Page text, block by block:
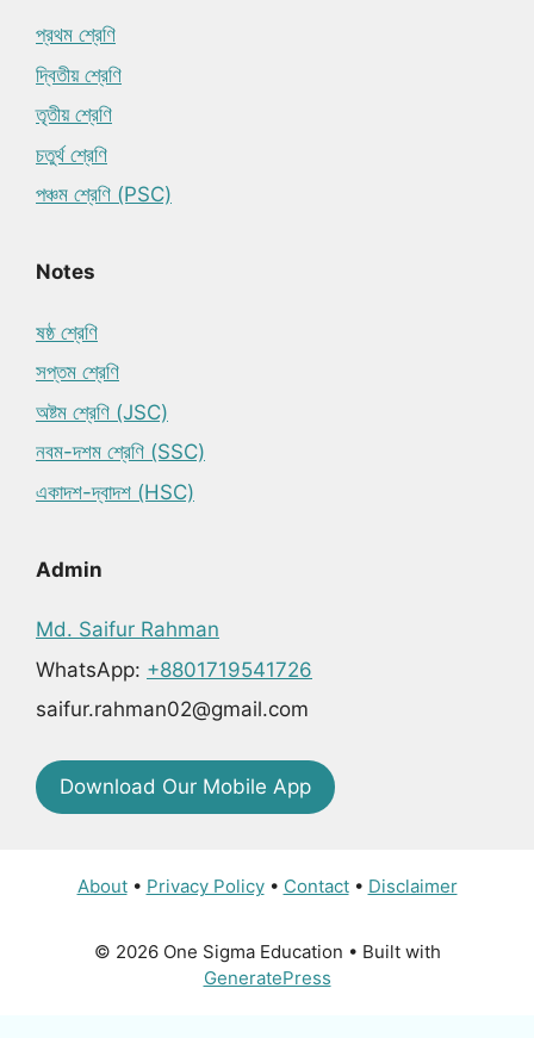
প্রথম শ্রেণি
দ্বিতীয় শ্রেণি
তৃতীয় শ্রেণি
চতুর্থ শ্রেণি
পঞ্চম শ্রেণি (PSC)
Notes
ষষ্ঠ শ্রেণি
সপ্তম শ্রেণি
অষ্টম শ্রেণি (JSC)
নবম-দশম শ্রেণি (SSC)
একাদশ-দ্বাদশ (HSC)
Admin
Md. Saifur Rahman
WhatsApp: +8801719541726
saifur.rahman02@gmail.com
Download Our Mobile App
About• Privacy Policy• Contact• Disclaimer
© 2026 One Sigma Education • Built with
GeneratePress